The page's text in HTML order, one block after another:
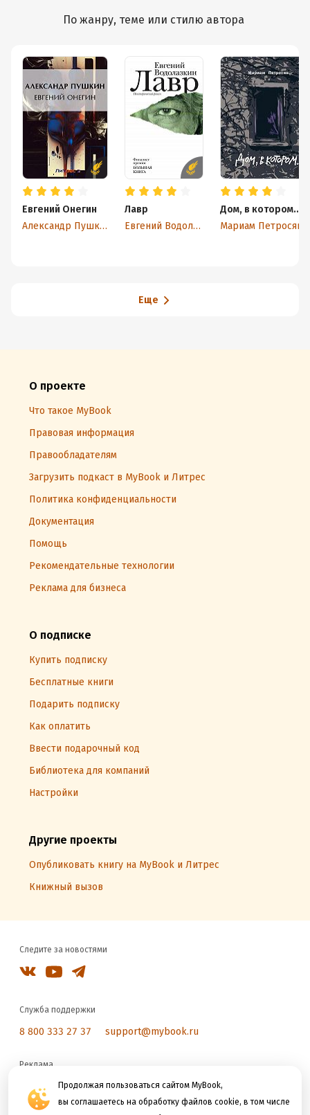
Продолжая пользоваться сайтом MyBook,
вы соглашаетесь на обработку файлов cookie, в том числе
По жанру, теме или стилю автора
Евгений Онегин
Александр Пушкин
Лавр
Евгений Водолазкин
Дом, в котором…
Мариам Петросян
Еще
О проекте
Что такое MyBook
Правовая информация
Правообладателям
Загрузить подкаст в MyBook и Литрес
Политика конфиденциальности
Документация
Помощь
Рекомендательные технологии
Реклама для бизнеса
О подписке
Купить подписку
Бесплатные книги
Подарить подписку
Как оплатить
Ввести подарочный код
Библиотека для компаний
Настройки
Другие проекты
Опубликовать книгу на MyBook и Литрес
Книжный вызов
Следите за новостями
Служба поддержки
8 800 333 27 37 support@mybook.ru
Реклама
reklama@litres.ru